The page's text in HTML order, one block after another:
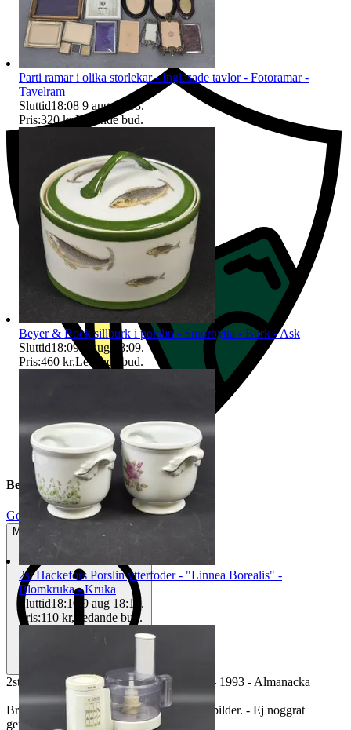
Ersättning om du inte får din vara
Beskrivning
Gott använt skick
Mindre tecken på användning
2st kalendrar - Primus, PMP - 1895-1975 - 1993 - Almanacka
Bruksslitage så som repor och fläckar. Se bilder. - Ej noggrat
genomgången - Ej funktionstestad.
Parti ramar i olika storlekar - Inglasade tavlor - Fotoramar -
Tavelram
Sluttid18:08 9 aug 18:08.
Pris:320 kr,Ledande bud.
Beyer & Bock sillburk i porslin - Smörbytta - Burk - Ask
Sluttid18:09 9 aug 18:09.
Pris:460 kr,Ledande bud.
2st Hackefors Porslin ytterfoder - "Linnea Borealis" -
Blomkruka - Kruka
Sluttid18:10 9 aug 18:10 .
Pris:110 kr, Ledande bud.